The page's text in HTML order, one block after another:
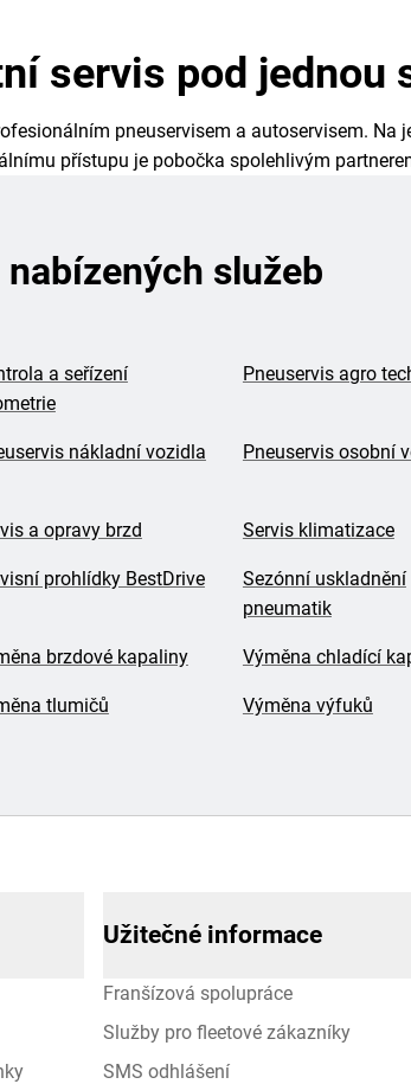
servis pod jednou
pneuservisem a autoservisem. Na
přístupu je pobočka spolehlivým
nabízených služeb
a seřízení
Pneuservis agro
nákladní vozidla Pneuservis osobní
a opravy brzd Servis klimatizace
prohlídky BestDrive
Sezónní uskladnění
pneumatik
brzdové kapaliny Výměna chladící
tlumičů Výměna výfuků
Užitečné informace
Franšízová spolupráce
Služby pro fleetové zákazníky
SMS odhlášení